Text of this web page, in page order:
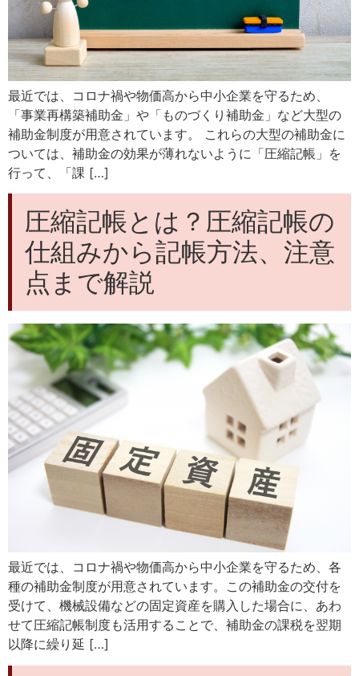
最近では、コロナ禍や物価高から中小企業を守るため、
「事業再構築補助金」や「ものづくり補助金」など大型の
補助金制度が用意されています。 これらの大型の補助金に
ついては、補助金の効果が薄れないように「圧縮記帳」を
行って、「課 […]
圧縮記帳とは？圧縮記帳の
仕組みから記帳方法、注意
点まで解説
最近では、コロナ禍や物価高から中小企業を守るため、各
種の補助金制度が用意されています。この補助金の交付を
受けて、機械設備などの固定資産を購入した場合に、あわ
せて圧縮記帳制度も活用することで、補助金の課税を翌期
以降に繰り延 […]